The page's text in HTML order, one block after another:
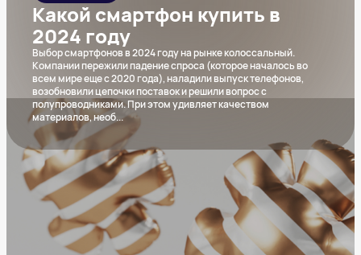
Какой смартфон купить в
2024 году
Выбор смартфонов в 2024 году на рынке колоссальный.
Компании пережили падение спроса (которое началось во
всем мире еще с 2020 года), наладили выпуск телефонов,
возобновили цепочки поставок и решили вопрос с
полупроводниками. При этом удивляет качеством
материалов, необ...